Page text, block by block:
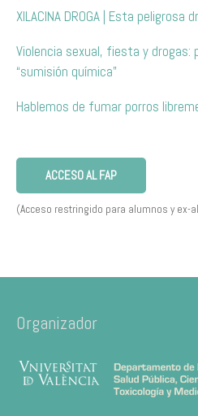
XILACINA DROGA | Esta
Violencia sexual, fiesta y drogas:
“sumisión química”
Hablemos de fumar porros
ACCESO AL FAP
(Acceso restringido para alumnos y ex-
Organizador